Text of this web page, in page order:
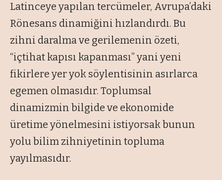
Latinceye yapılan tercümeler, Avrupa’daki
Rönesans dinamiğini hızlandırdı. Bu
zihni daralma ve gerilemenin özeti,
“içtihat kapısı kapanması” yani yeni
fikirlere yer yok söylentisinin asırlarca
egemen olmasıdır. Toplumsal
dinamizmin bilgide ve ekonomide
üretime yönelmesini istiyorsak bunun
yolu bilim zihniyetinin topluma
yayılmasıdır.